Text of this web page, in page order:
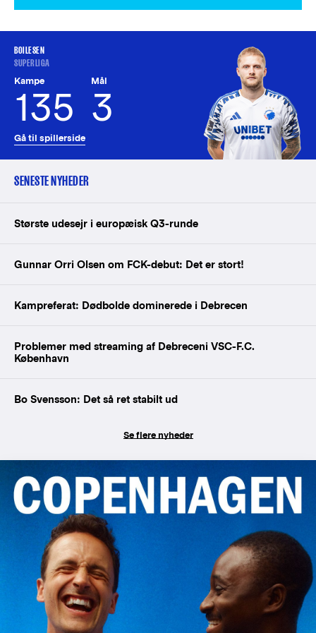
BOILESEN
SUPERLIGA
Kampe
135
Mål
3
Gå til spillerside
SENESTE NYHEDER
Største udesejr i europæisk Q3-runde
Gunnar Orri Olsen om FCK-debut: Det er stort!
Kampreferat: Dødbolde dominerede i Debrecen
Problemer med streaming af Debreceni VSC-F.C.
København
Bo Svensson: Det så ret stabilt ud
Se flere nyheder